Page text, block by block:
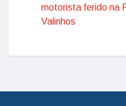
motorista ferido na
Valinhos